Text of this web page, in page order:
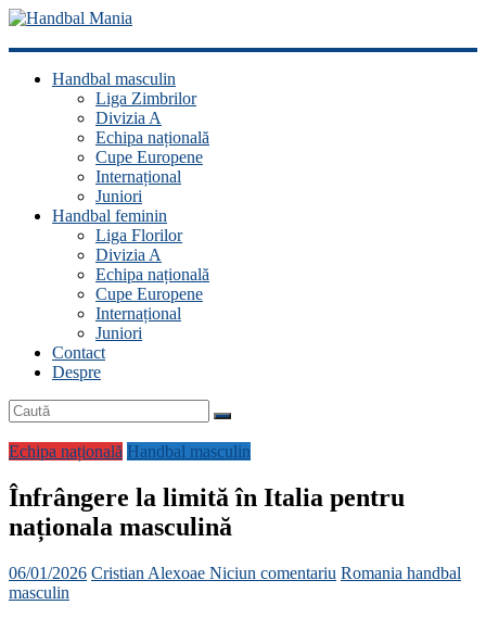
Handbal
ManiaHandbal masculin
Liga Zimbrilor
Divizia A
Echipa națională
Cupe Europene
Internațional
Juniori
Handbal feminin
Liga Florilor
Divizia A
Echipa națională
Cupe Europene
Internațional
Juniori
Contact
Despre
Echipa națională Handbal masculin
Înfrângere la limită în Italia pentru
naționala masculină
06/01/2026 Cristian Alexoae Niciun comentariu Romania handbal
masculin